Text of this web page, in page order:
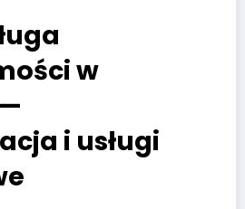
w
i usługi